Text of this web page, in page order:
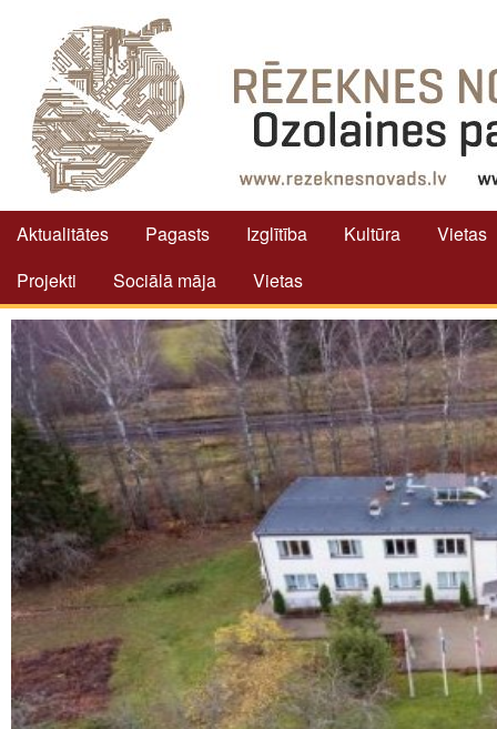
Aktualitātes Pagasts Izglītība Kultūra
Vietas
Projekti
Sociālā māja Vietas